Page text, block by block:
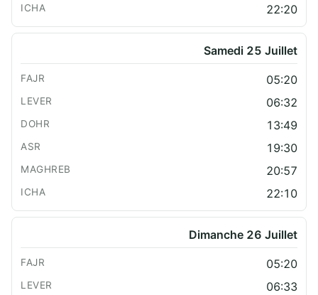
22:20
Samedi 25 Juillet
05:20
06:32
13:49
19:30
20:57
22:10
Dimanche 26 Juillet
05:20
06:33